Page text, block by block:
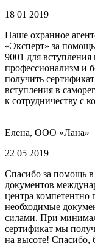
18 01 2019
Наше охранное
«Эксперт» за
9001 для
профессионализм и
получить
вступления в
к сотрудничеству с
Елена, ООО «Лана»
22 05 2019
Спасибо за помощь
документов
центра компетентно
необходимые
силами. При
сертификат мы
на высоте! Спасибо,